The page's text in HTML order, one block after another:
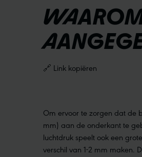
🔗 Link kopiëren
Om ervoor te zorgen dat de
mm) aan de onderkant te
luchtdruk speelt ook een
verschil van 1-2 mm maken.